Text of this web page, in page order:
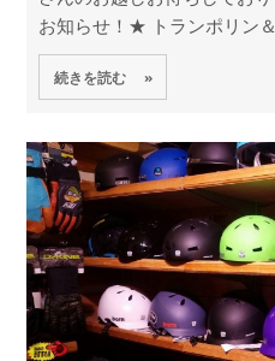
お知らせ！★ トランポリン
続きを読む »